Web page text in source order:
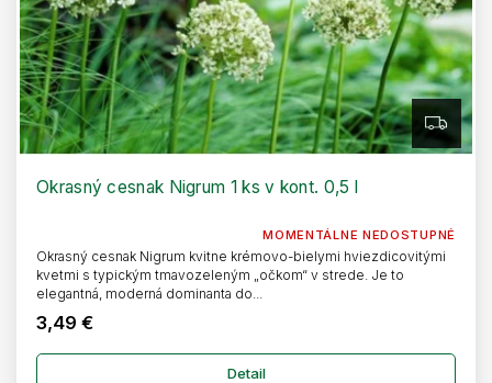
o
v
Z
A
D
Okrasný cesnak Nigrum 1 ks v kont. 0,5 l
MOMENTÁLNE NEDOSTUPNÉ
3,49 €
Detail
Okrasný cesnak Nigrum kvitne krémovo-bielymi hviezdicovitými
kvetmi s typickým tmavozeleným „očkom“ v strede. Je to
elegantná, moderná dominanta do...